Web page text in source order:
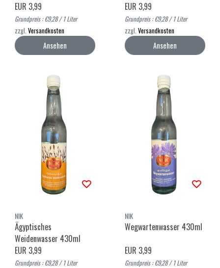
EUR 3,99
Grundpreis : €9,28 / 1 Liter
zzgl. Versandkosten
Ansehen
EUR 3,99
Grundpreis : €9,28 / 1 Liter
zzgl. Versandkosten
Ansehen
NIK
Ägyptisches
Weidenwasser 430ml
EUR 3,99
Grundpreis : €9,28 / 1 Liter
NIK
Wegwartenwasser 430ml
EUR 3,99
Grundpreis : €9,28 / 1 Liter